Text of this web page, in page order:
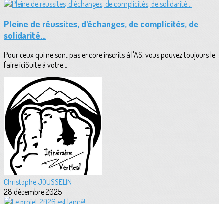
Pleine de réussites, d'échanges, de complicités, de
solidarité...
Pour ceux qui ne sont pas encore inscrits à l'AS, vous pouvez toujours le
faire iciSuite à votre...
Christophe JOUSSELIN
28 décembre 2025